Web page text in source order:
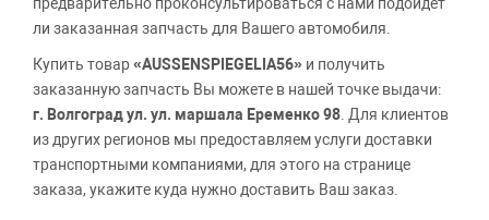
ли заказанная запчасть для Вашего автомобиля.
Купить товар«AUSSENSPIEGELIA56» и получить
заказанную запчасть Вы можете в нашей точке выдачи:
г. Волгоград ул. ул. маршала Еременко 98 . Для клиентов
из других регионов мы предоставляем услуги доставки
транспортными компаниями, для этого на странице
заказа, укажите куда нужно доставить Ваш заказ.